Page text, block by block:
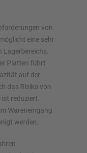
von
eine sehr
Lagerbereichs.
Platten führt
auf der
das Risiko von
ist reduziert.
Wareneingang
werden.